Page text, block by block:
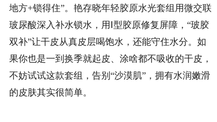
地方+锁得住”。艳存晓年轻胶原水光套组用微交联
玻尿酸深入补水锁水，用Ⅰ型胶原修复屏障，“玻胶
双补”让干皮从真皮层喝饱水，还能守住水分。如
果你也是一到换季就起皮、涂啥都不吸收的干皮，
不妨试试这款套组，告别“沙漠肌”，拥有水润嫩滑
的皮肤其实很简单。